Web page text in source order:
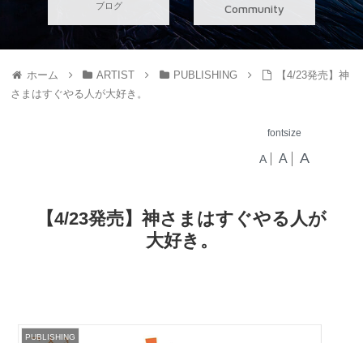
ブログ
Community
ホーム ARTIST PUBLISHING
【4/23発売】神
さまはすぐやる人が大好き。
fontsize
A A A
【4/23発売】神さまはすぐやる人が
大好き。
PUBLISHING